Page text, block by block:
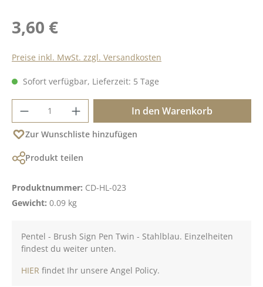
Regulärer Preis:
3,60 €
Preise inkl. MwSt. zzgl. Versandkosten
Sofort verfügbar, Lieferzeit: 5 Tage
Produkt Anzahl: Gib den gewünschten
In den Warenkorb
Zur Wunschliste hinzufügen
Produkt teilen
Produktnummer: CD-HL-023
Gewicht: 0.09 kg
Pentel - Brush Sign Pen Twin - Stahlblau. Einzelheiten
findest du weiter unten.
HIER findet Ihr unsere Angel Policy.